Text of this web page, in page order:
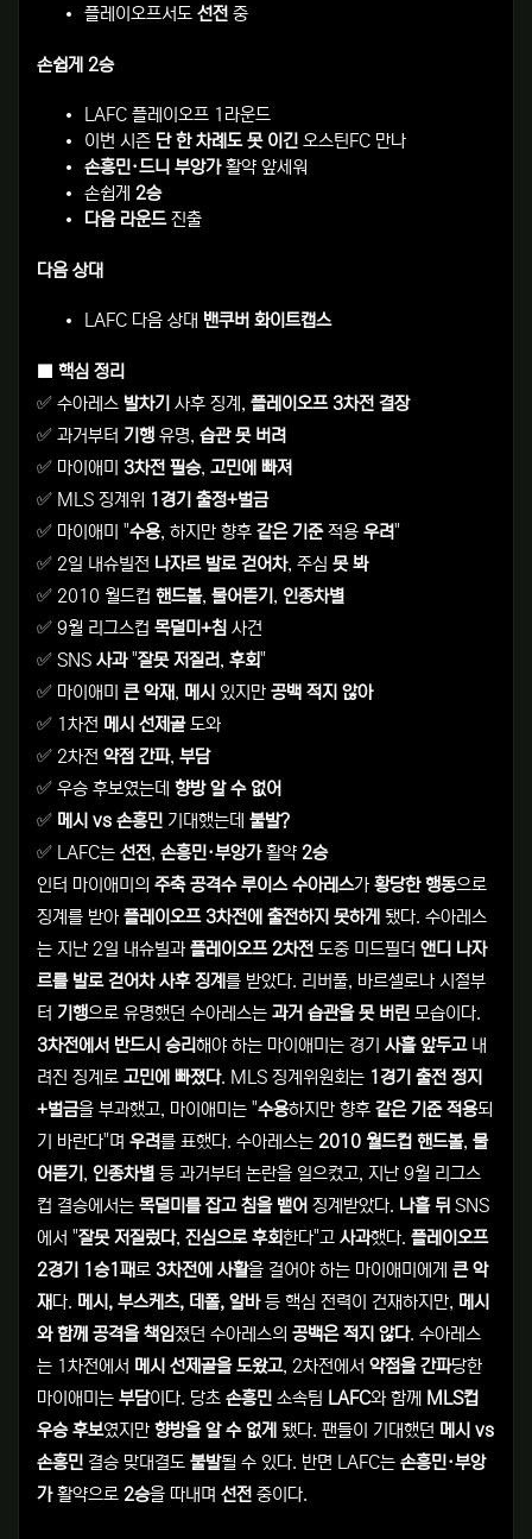
플레이오프서도 선전 중
손쉽게 2승
LAFC 플레이오프 1라운드
이번 시즌 단 한 차례도 못 이긴 오스틴FC 만나
손흥민·드니 부앙가활약 앞세워
손쉽게 2승
다음 라운드진출
다음 상대
LAFC 다음 상대 밴쿠버 화이트캡스
■ 핵심 정리
✅ 수아레스 발차기 사후 징계, 플레이오프 3차전 결장
✅ 과거부터 기행 유명, 습관 못 버려
✅ 마이애미 3차전 필승, 고민에 빠져
✅ MLS 징계위 1경기 출정+벌금
✅ 마이애미 "수용, 하지만 향후 같은 기준적용 우려"
✅ 2일 내슈빌전 나자르 발로 걷어차, 주심 못 봐
✅ 2010 월드컵 핸드볼, 물어뜯기 , 인종차별
✅ 9월 리그스컵 목덜미+침 사건
✅ SNS 사과"잘못 저질러, 후회"
✅ 마이애미 큰 악재, 메시 있지만 공백 적지 않아
✅ 1차전 메시 선제골도와
✅ 2차전 약점 간파, 부담
✅ 우승 후보였는데 향방 알 수 없어
✅ 메시 vs 손흥민 기대했는데 불발?
✅ LAFC는 선전, 손흥민·부앙가활약 2승
인터 마이애미의 주축 공격수 루이스 수아레스가 황당한 행동으로
징계를 받아 플레이오프 3차전에 출전하지 못하게 됐다. 수아레스
는 지난 2일 내슈빌과 플레이오프 2차전 도중 미드필더 앤디 나자
르를 발로 걷어차 사후 징계 를 받았다. 리버풀, 바르셀로나 시절부
터 기행으로 유명했던 수아레스는 과거 습관을 못 버린 모습이다.
3차전에서 반드시 승리해야 하는 마이애미는 경기 사흘 앞두고내
려진 징계로 고민에 빠졌다. MLS 징계위원회는 1경기 출전 정지
+벌금을 부과했고, 마이애미는 "수용하지만 향후 같은 기준 적용되
기 바란다"며 우려를 표했다. 수아레스는 2010 월드컵 핸드볼, 물
어뜯기 , 인종차별 등 과거부터 논란을 일으켰고, 지난 9월 리그스
컵 결승에서는 목덜미를 잡고 침을 뱉어 징계받았다. 나흘 뒤 SNS
에서 "잘못 저질렀다, 진심으로 후회한다"고 사과했다. 플레이오프
2경기 1승1패로 3차전에 사활을 걸어야 하는 마이애미에게 큰 악
재다. 메시, 부스케츠, 데폴, 알바등 핵심 전력이 건재하지만, 메시
와 함께 공격을 책임졌던 수아레스의 공백은 적지 않다. 수아레스
는 1차전에서 메시 선제골을 도왔고, 2차전에서 약점을 간파당한
마이애미는 부담이다. 당초 손흥민 소속팀 LAFC와 함께
MLS컵
우승 후보였지만 향방을 알 수 없게 됐다. 팬들이 기대했던 메시 vs
손흥민 결승 맞대결도 불발될 수 있다. 반면 LAFC는 손흥민·부앙
가활약으로 2승을 따내며 선전 중이다.